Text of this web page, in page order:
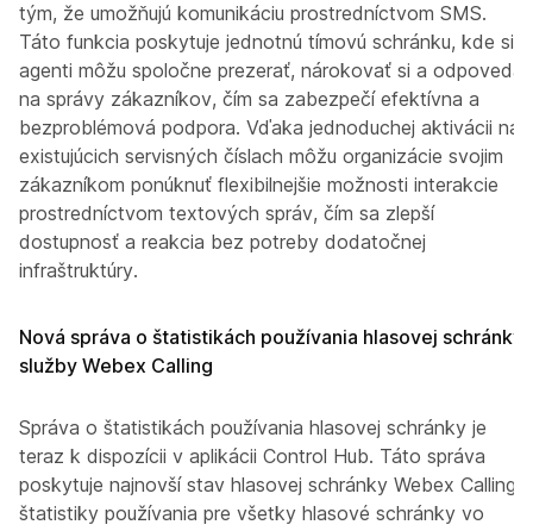
tým, že umožňujú komunikáciu prostredníctvom SMS.
Táto funkcia poskytuje jednotnú tímovú schránku, kde si
agenti môžu spoločne prezerať, nárokovať si a odpovedať
na správy zákazníkov, čím sa zabezpečí efektívna a
bezproblémová podpora. Vďaka jednoduchej aktivácii na
existujúcich servisných číslach môžu organizácie svojim
zákazníkom ponúknuť flexibilnejšie možnosti interakcie
prostredníctvom textových správ, čím sa zlepší
dostupnosť a reakcia bez potreby dodatočnej
infraštruktúry.
Nová správa o štatistikách používania hlasovej schránky
služby Webex Calling
Správa o štatistikách používania hlasovej schránky je
teraz k dispozícii v aplikácii Control Hub. Táto správa
poskytuje najnovší stav hlasovej schránky Webex Calling a
štatistiky používania pre všetky hlasové schránky vo